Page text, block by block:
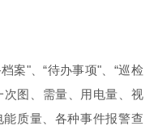
案"、“待办事项" “巡检
图、需量、用电量、视
质量、各种事件报警查